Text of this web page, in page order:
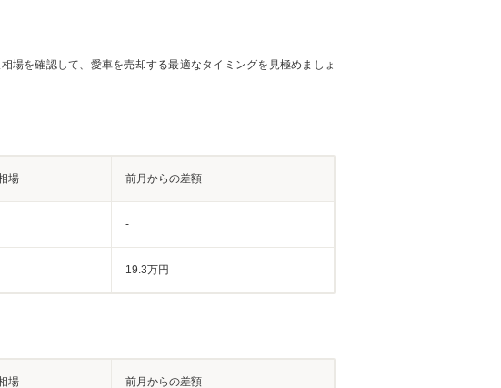
場を確認して、愛車を売却する最適なタイミングを見極めましょ
場 前月からの差額
-
19.3万円
場 前月からの差額